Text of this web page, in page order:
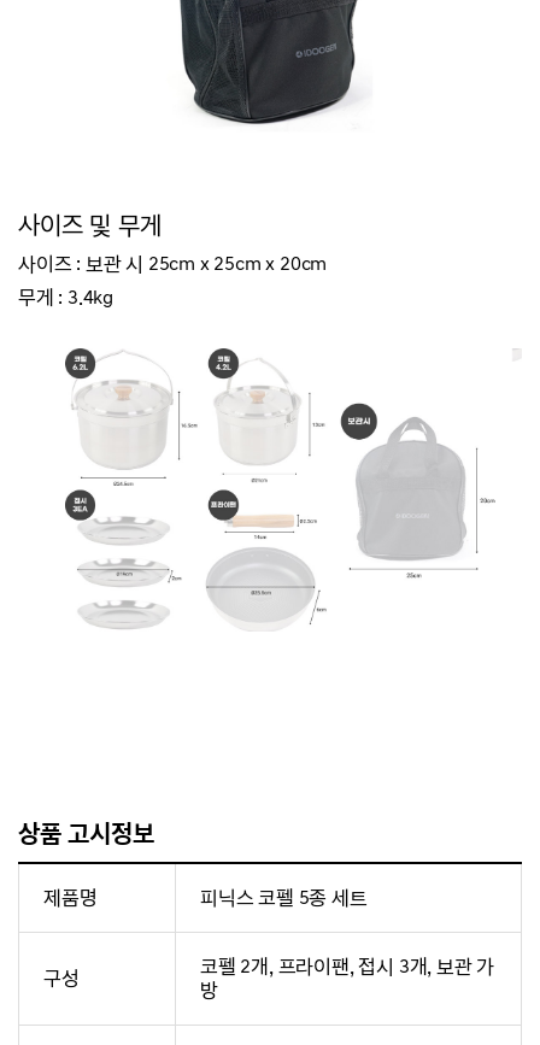
사이즈 및 무게
사이즈 : 보관 시 25cm x 25cm x 20cm
무게 : 3.4kg
상품 고시정보
제품명 피닉스 코펠 5종 세트
구성
코펠 2개, 프라이팬, 접시 3개, 보관 가
방